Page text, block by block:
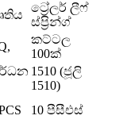
ට්‍රේලර් ලීෆ්
ස්ප්‍රින්ග්
කට්ටල
100ක්
1510 (ජූලි
1510)
10 පීසීඑස්